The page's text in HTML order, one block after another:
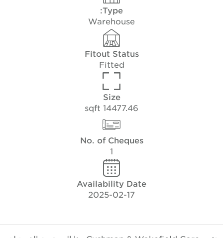
Type:
Warehouse
Fitout Status
Fitted
Size
14477.46 sqft
No. of Cheques
Availability Date
2025-02-17